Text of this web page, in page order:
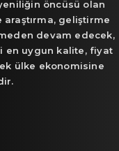
öncüsü olan
araştırma, geliştirme
devam edecek,
en uygun kalite, fiyat
ülke ekonomisine